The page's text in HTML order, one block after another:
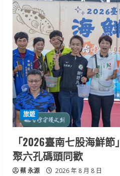
旅遊
「2026臺南七股海鮮
聚六孔碼頭同歡
蔡 永源 2026 年 8 月 8 日